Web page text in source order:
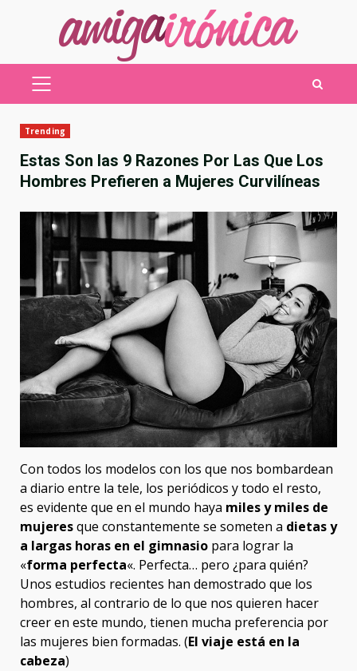
MENÚ
Trending
Estas Son las 9 Razones Por Las Que Los
Hombres Prefieren a Mujeres Curvilíneas
Con todos los modelos con los que nos bombardean
a diario entre la tele, los periódicos y todo el resto,
es evidente que en el mundo haya miles y miles de
mujeresque constantemente se someten a dietas y
a largas horas en el gimnasio para lograr la
«forma perfecta«. Perfecta… pero ¿para quién?
Unos estudios recientes han demostrado que los
hombres, al contrario de lo que nos quieren hacer
creer en este mundo, tienen mucha preferencia por
las mujeres bien formadas. (El viaje está en la
cabeza)